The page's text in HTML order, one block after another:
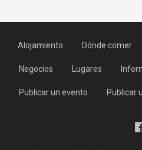
Alojamiento Dónde comer
Negocios Lugares
Publicar un evento Publicar